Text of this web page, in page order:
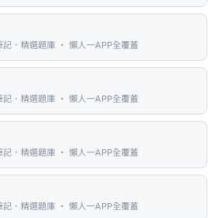
．精選題庫 ・ 懶人一APP全覆蓋
．精選題庫 ・ 懶人一APP全覆蓋
．精選題庫 ・ 懶人一APP全覆蓋
．精選題庫 ・ 懶人一APP全覆蓋